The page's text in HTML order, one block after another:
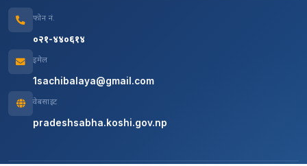
फोन नं.
०२१-४४०६१४
इमेल
1sachibalaya@gmail.com
वेबसाइट
pradeshsabha.koshi.gov.np